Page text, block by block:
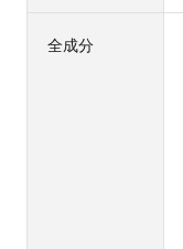
全成分